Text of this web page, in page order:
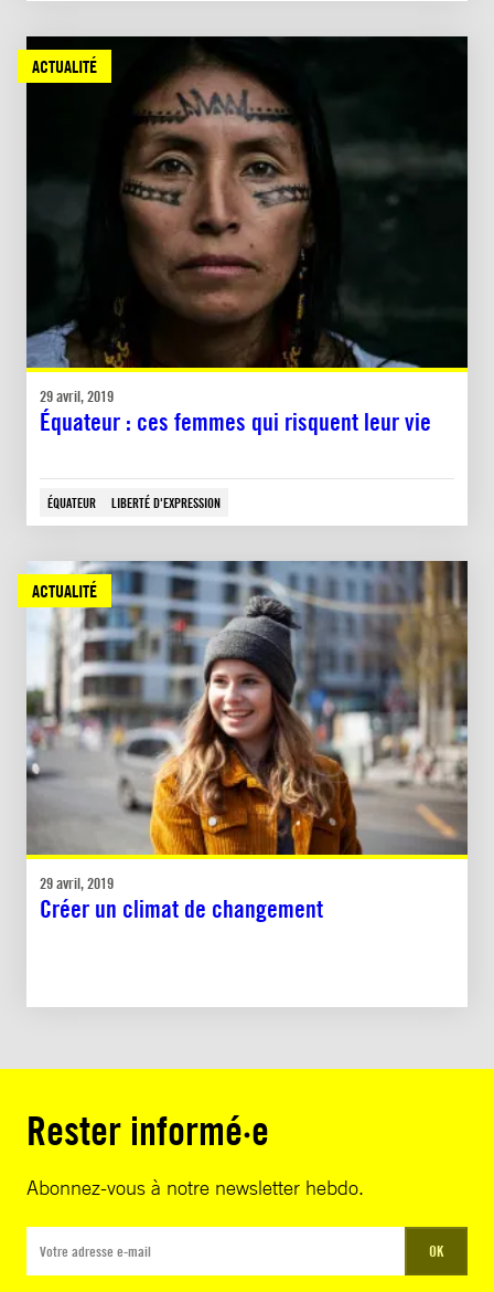
ACTUALITÉ
29 avril, 2019
Équateur : ces femmes qui risquent leur vie
ÉQUATEUR LIBERTÉ D'EXPRESSION
ACTUALITÉ
29 avril, 2019
Créer un climat de changement
Rester informé·e
Abonnez-vous à notre newsletter hebdo.
OK